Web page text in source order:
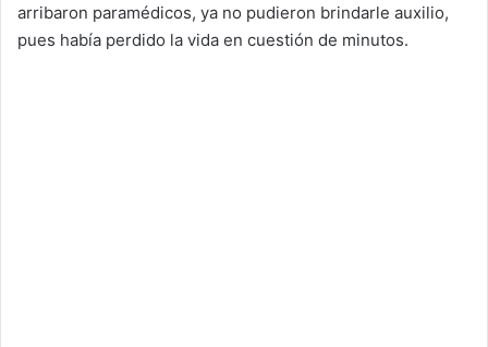
arribaron paramédicos, ya no pudieron brindarle auxilio,
pues había perdido la vida en cuestión de minutos.